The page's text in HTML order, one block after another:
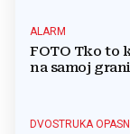
ALARM
FOTO Tko to
na samoj
DVOSTRUKA